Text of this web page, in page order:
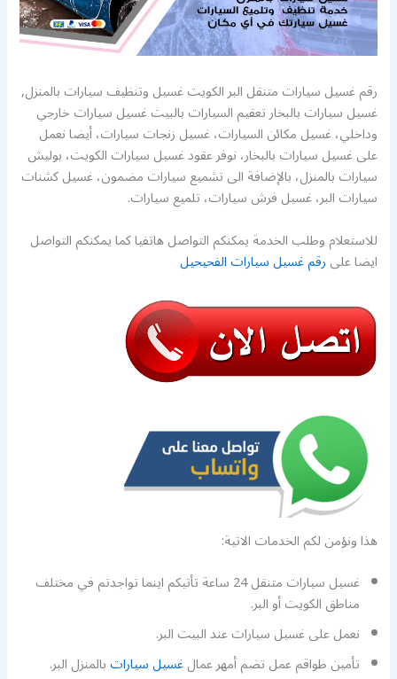
رقم غسيل سيارات متنقل البر الكويت غسيل وتنظيف سيارات بالمنزل,
غسيل سيارات بالبخار تعقيم السيارات بالبيت غسيل سيارات خارجي
وداخلي، غسيل مكائن السيارات، غسيل زنجات سيارات، أيضا نعمل
على غسيل سيارات بالبخار، نوفر عقود غسيل سيارات الكويت، بوليش
سيارات بالمنزل، بالإضافة الى تشميع سيارات مضمون، غسيل كشنات
سيارات البر، غسيل فرش سيارات، تلميع سيارات.
للاستعلام وطلب الخدمة يمكنكم التواصل هاتفيا كما يمكنكم التواصل
ايضا علىرقم غسيل سيارات الفحيحيل
هذا ونؤمن لكم الخدمات الاتية:
غسيل سيارات متنقل 24 ساعة تأتيكم اينما تواجدتم في مختلف
مناطق الكويت أو البر.
نعمل على غسيل سيارات عند البيت البر.
تأمين طواقم عمل تضم أمهر عمالغسيل سياراتبالمنزل البر.